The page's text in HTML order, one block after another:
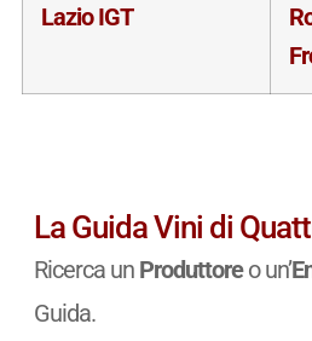
Lazio IGT
La Guida Vini di
Ricerca un Produttoreo un’
Guida.